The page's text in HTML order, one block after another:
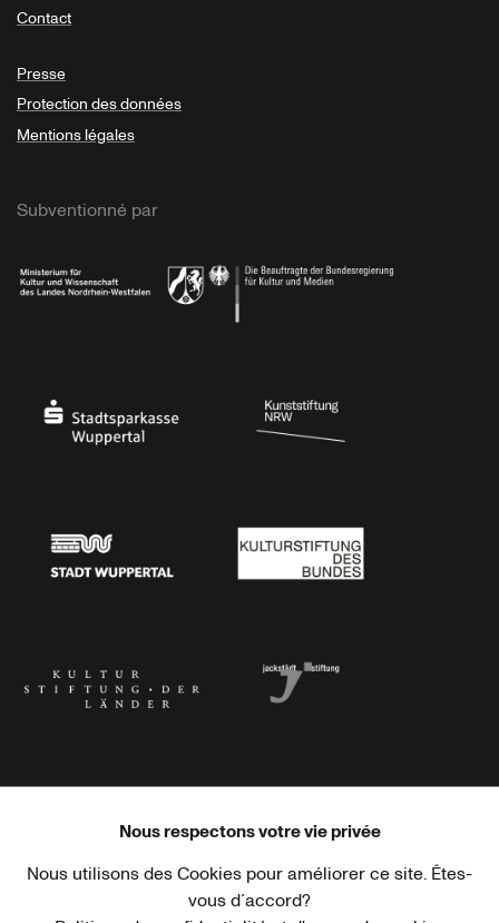
Contact
Presse
Protection des données
Mentions légales
Subventionné par
Haus der Kulturen der Welt Goethe-Institut
Nous respectons votre vie privée
Nous utilisons des Cookies pour améliorer ce site. Êtes-
vous d´accord?